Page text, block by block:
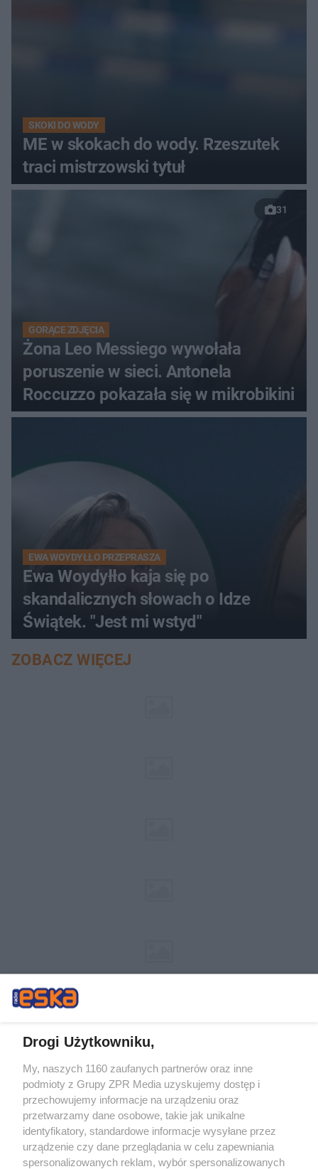
SKOKI DO WODY
ME w skokach do wody. Rzeszutek
traci mistrzowski tytuł
31
GORĄCE ZDJĘCIA
Żona Leo Messiego wywołała
poruszenie w sieci. Antonela
Roccuzzo pokazała się w mikrobikini
EWA WOYDYŁŁO PRZEPRASZA
Ewa Woydyłło kaja się po
skandalicznych słowach o Idze
Świątek. "Jest mi wstyd"
ZOBACZ WIĘCEJ
Żaden utwór zamieszczony w serwisie nie może być powielany i
rozpowszechniany lub dalej rozpowszechniany w jakikolwiek sposób (w
tym także elektroniczny lub mechaniczny) na jakimkolwiek polu
eksploatacji w jakiejkolwiek formie, włącznie z umieszczaniem w Internecie
bez pisemnej zgody właściciela praw. Jakiekolwiek użycie lub
wykorzystanie utworów w całości lub w części z naruszeniem prawa, tzn.
bez właściwej zgody, jest zabronione pod groźbą kary i może być ścigane
prawnie.
Drogi Użytkowniku,
My, naszych 1160 zaufanych partnerów oraz inne
podmioty z Grupy ZPR Media uzyskujemy dostęp i
przechowujemy informacje na urządzeniu oraz
przetwarzamy dane osobowe, takie jak unikalne
identyfikatory, standardowe informacje wysyłane przez
urządzenie czy dane przeglądania w celu zapewniania
spersonalizowanych reklam, wybór spersonalizowanych